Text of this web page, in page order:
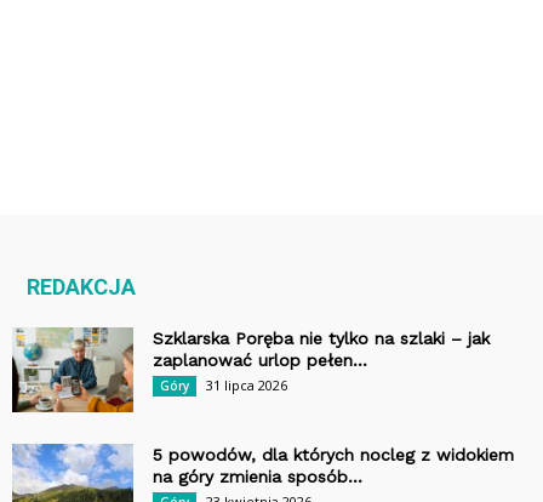
REDAKCJA
Szklarska Poręba nie tylko na szlaki – jak
zaplanować urlop pełen...
Góry 31 lipca 2026
5 powodów, dla których nocleg z widokiem
na góry zmienia sposób...